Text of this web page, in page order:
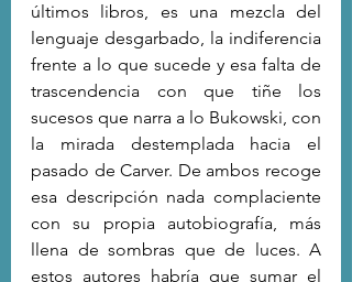
últimos libros, es una mezcla del
lenguaje desgarbado, la indiferencia
frente a lo que sucede y esa falta de
trascendencia con que tiñe los
sucesos que narra a lo Bukowski, con
la mirada destemplada hacia el
pasado de Carver. De ambos recoge
esa descripción nada complaciente
con su propia autobiografía, más
llena de sombras que de luces. A
estos autores habría que sumar el